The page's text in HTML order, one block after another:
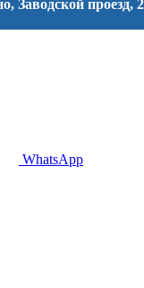
Заводской проезд, 2
WhatsApp